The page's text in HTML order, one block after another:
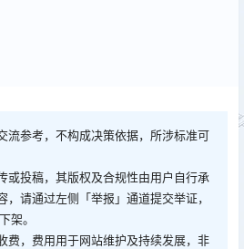
流参考，不构成决策依据，所涉标准可
或投稿，其版权及合规性由用户自行承
请通过左侧「举报」通道提交举证，
架。
费，费用用于网站维护及持续发展，非